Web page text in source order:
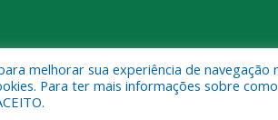
os direitos reservados a Prefeitura Municipal de
melhorar sua experiência de
Para ter mais informações sobre